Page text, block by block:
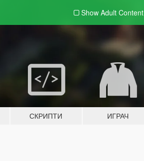
Show Adult Content
СКРИПТИ ИГРАЧ